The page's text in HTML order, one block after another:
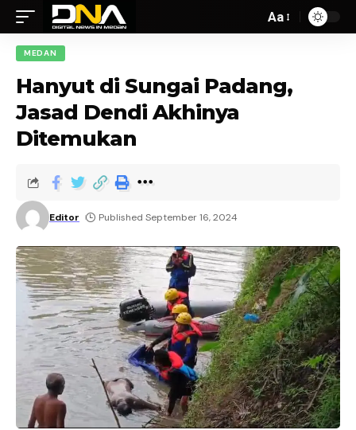
Aa
MEDAN
Hanyut di Sungai Padang,
Jasad Dendi Akhinya
Ditemukan
Editor Published September 16, 2024